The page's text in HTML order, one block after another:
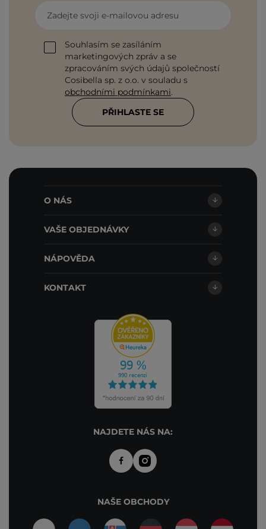
Zadejte svoji e-mailovou adresu
Souhlasím se zasíláním
marketingových zpráv a se
zpracováním svých údajů společností
Cosibella sp. z o.o. v souladu s
obchodními podmínkami.
PŘIHLASTE SE
O NÁS
VAŠE OBJEDNÁVKY
NÁPOVĚDA
KONTAKT
NAJDETE NÁS NA:
NAŠE OBCHODY